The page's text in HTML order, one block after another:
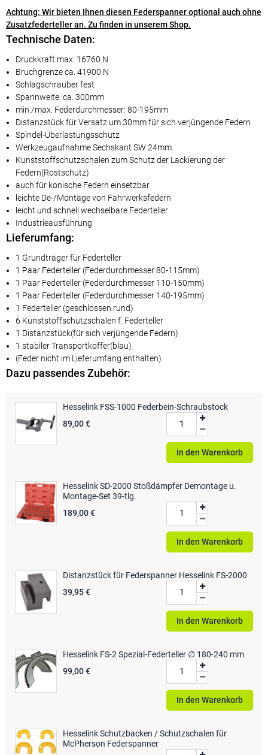
Achtung: Wir bieten Ihnen diesen Federspanner optional auch ohne
Zusatzfederteller an. Zu finden in unserem Shop.
Technische Daten:
Druckkraft max. 16760 N
Bruchgrenze ca. 41900 N
Schlagschrauber fest
Spannweite: ca. 300mm
min./max. Federdurchmesser: 80-195mm
Distanzstück für Versatz um 30mm für sich verjüngende Federn
Spindel-Überlastungsschutz
Werkzeugaufnahme Sechskant SW 24mm
Kunststoffschutzschalen zum Schutz der Lackierung der
Federn(Rostschutz)
auch für konische Federn einsetzbar
leichte De-/Montage von Fahrwerksfedern
leicht und schnell wechselbare Federteller
Industrieausführung
Lieferumfang:
1 Grundträger für Federteller
1 Paar Federteller (Federdurchmesser 80-115mm)
1 Paar Federteller (Federdurchmesser 110-150mm)
1 Paar Federteller (Federdurchmesser 140-195mm)
1 Federteller (geschlossen rund)
6 Kunststoffschutzschalen f. Federteller
1 Distanzstück(für sich verjüngende Federn)
1 stabiler Transportkoffer(blau)
(Feder nicht im Lieferumfang enthalten)
Dazu passendes Zubehör:
Hesselink FSS-1000 Federbein-Schraubstock
89,00 €
In den Warenkorb
Hesselink SD-2000 Stoßdämpfer Demontage u.
Montage-Set 39-tlg.
189,00 €
In den Warenkorb
Distanzstück für Federspanner Hesselink FS-2000
39,95 €
In den Warenkorb
Hesselink FS-2 Spezial-Federteller ∅ 180-240 mm
99,00 €
In den Warenkorb
Hesselink Schutzbacken / Schutzschalen für
McPherson Federspanner